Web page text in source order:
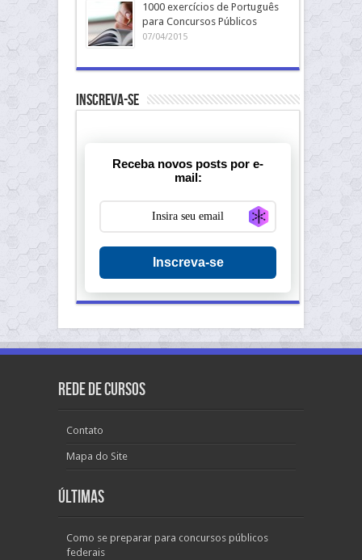
1000 exercícios de Português
para Concursos Públicos
07/04/2015
Inscreva-se
Receba novos posts por e-
mail:
Inscreva-se
Rede de Cursos
Contato
Mapa do Site
Últimas
Como se preparar para concursos públicos
federais